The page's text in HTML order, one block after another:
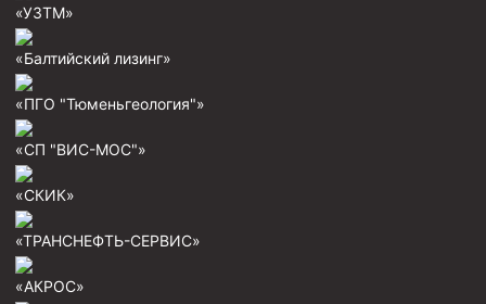
Противовыбросовое оборудование
Буровые установки
приготовления и очистки бурового раствора
Технологическая оснастка обсадных колонн
Патрубки цементировочные ПЦ
Краны шаровые КШЗ
«УЗТМ»
«Балтийский лизинг»
«ПГО "Тюменьгеология"»
«СП "ВИС-МОС"»
«СКИК»
«ТРАНСНЕФТЬ-СЕРВИС»
«АКРОС»